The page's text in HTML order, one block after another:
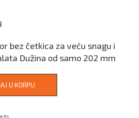
bez četkica za veću snagu i
Dužina od samo 202 mm